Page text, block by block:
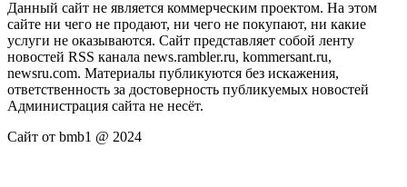
Данный сайт не является коммерческим проектом. На этом
сайте ни чего не продают, ни чего не покупают, ни какие
услуги не оказываются. Сайт представляет собой ленту
новостей RSS канала news.rambler.ru, kommersant.ru,
newsru.com. Материалы публикуются без искажения,
ответственность за достоверность публикуемых новостей
Администрация сайта не несёт.
Сайт от bmb1 @ 2024